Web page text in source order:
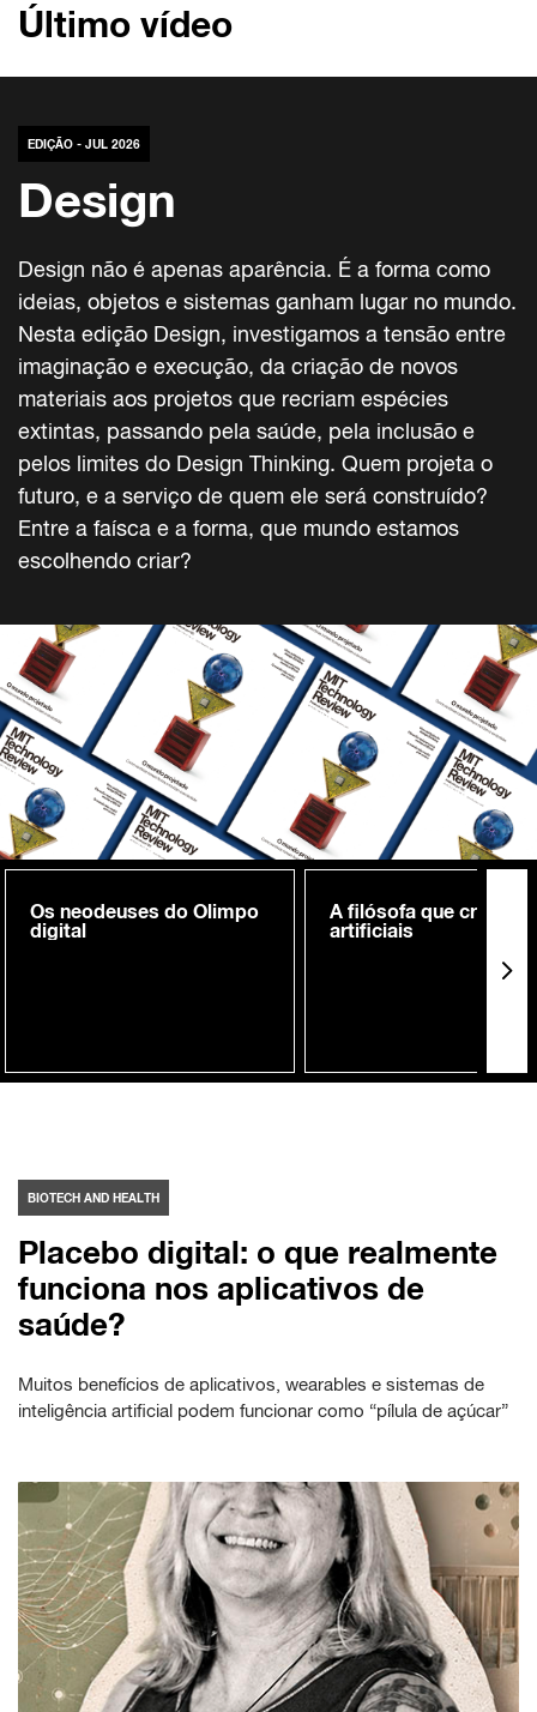
Último vídeo
EDIÇÃO - JUL 2026
Design
Design não é apenas aparência. É a forma como
ideias, objetos e sistemas ganham lugar no mundo.
Nesta edição Design, investigamos a tensão entre
imaginação e execução, da criação de novos
materiais aos projetos que recriam espécies
extintas, passando pela saúde, pela inclusão e
pelos limites do Design Thinking. Quem projeta o
futuro, e a serviço de quem ele será construído?
Entre a faísca e a forma, que mundo estamos
escolhendo criar?
Os neodeuses do Olimpo
digital
A filósofa que cria
artificiais
BIOTECH AND HEALTH
Placebo digital: o que realmente
funciona nos aplicativos de
saúde?
Muitos benefícios de aplicativos, wearables e sistemas de
inteligência artificial podem funcionar como “pílula de açúcar”